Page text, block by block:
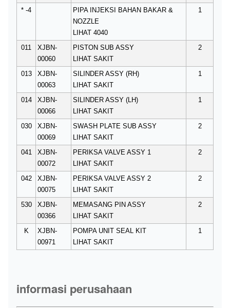
* -4
PIPA INJEKSI BAHAN BAKAR &
NOZZLE
LIHAT 4040
1
011
XJBN-
00060
PISTON SUB ASSY
LIHAT SAKIT
2
013
XJBN-
00063
SILINDER ASSY (RH)
LIHAT SAKIT
1
014
XJBN-
00066
SILINDER ASSY (LH)
LIHAT SAKIT
1
030
XJBN-
00069
SWASH PLATE SUB ASSY
LIHAT SAKIT
2
041
XJBN-
00072
PERIKSA VALVE ASSY 1
LIHAT SAKIT
2
042
XJBN-
00075
PERIKSA VALVE ASSY 2
LIHAT SAKIT
2
530
XJBN-
00366
MEMASANG PIN ASSY
LIHAT SAKIT
2
K
XJBN-
00971
POMPA UNIT SEAL KIT
LIHAT SAKIT
1
informasi perusahaan